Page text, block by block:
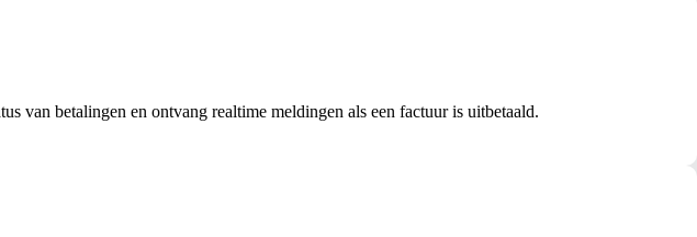
van betalingen en ontvang realtime meldingen als een factuur is uitbetaald.